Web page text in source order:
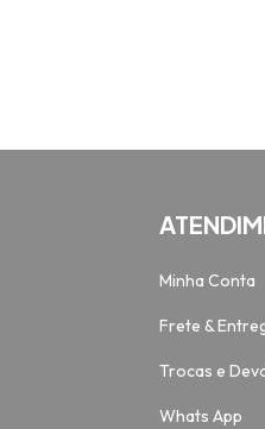
Minha Conta
Frete &
Trocas e
Whats App